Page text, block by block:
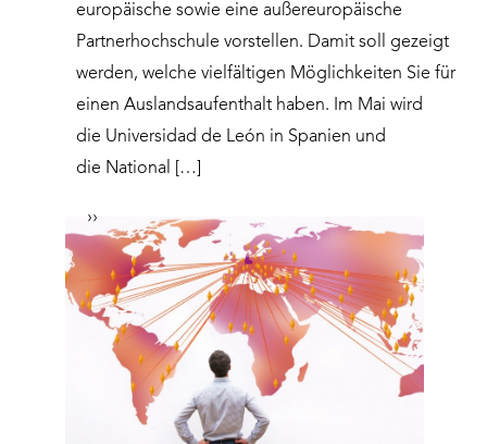
europäische sowie eine außereuropäische
Partnerhochschule vorstellen. Damit soll gezeigt
werden, welche vielfältigen Möglichkeiten Sie für
einen Auslandsaufenthalt haben. Im Mai wird
die Universidad de León in Spanien und
die National […]
››